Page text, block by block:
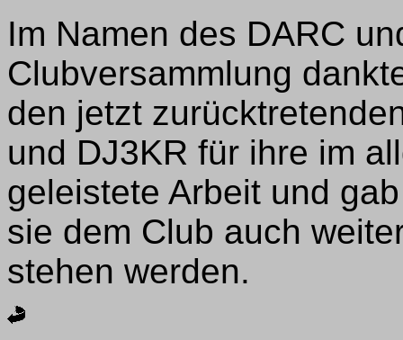
Im Namen des DARC
Clubversammlung
den jetzt
und DJ3KR für ihre im
geleistete Arbeit und
sie dem Club auch
stehen werden.